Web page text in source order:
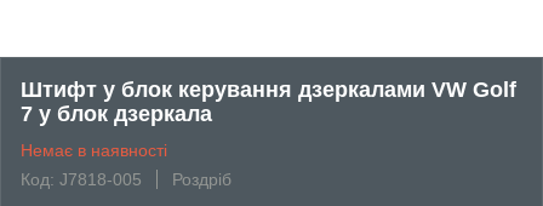
Штифт у блок керування дзеркалами VW Golf
7 у блок дзеркала
Немає в наявності
Код: J7818-005
Роздріб